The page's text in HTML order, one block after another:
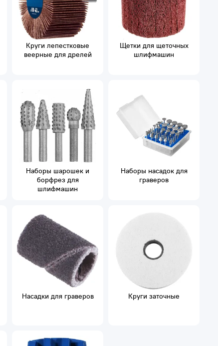
Круги лепестковые
веерные для дрелей
Щетки для щеточных
шлифмашин
Наборы шарошек и
борфрез для
шлифмашин
Наборы насадок для
граверов
Насадки для граверов Круги заточные